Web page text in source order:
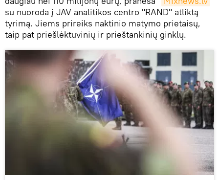
su nuoroda į JAV analitikos centro "RAND" atliktą
tyrimą. Jiems prireiks naktinio matymo prietaisų,
taip pat priešlėktuvinių ir prieštankinių ginklų.